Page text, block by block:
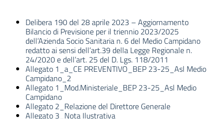
Delibera 190 del 28 aprile 2023 – Aggiornamento
Bilancio di Previsione per il triennio 2023/2025
dell’Azienda Socio Sanitaria n. 6 del Medio Campidano
redatto ai sensi dell’art.39 della Legge Regionale n.
24/2020 e dell’art. 25 del D. Lgs. 118/2011
Allegato 1_a_CE PREVENTIVO_BEP 23-25_Asl Medio
Campidano_2
Allegato 1_Mod.Ministeriale_BEP 23-25_Asl Medio
Campidano
Allegato 2_Relazione del Direttore Generale
Allegato 3_Nota Ilustrativa